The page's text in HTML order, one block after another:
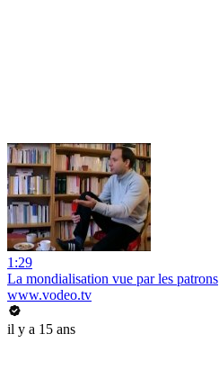
1:29
La mondialisation vue par les patrons
www.vodeo.tv
il y a 15 ans